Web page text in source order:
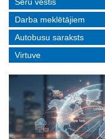
Darba meklētājiem
Autobusu saraksts
Virtuve